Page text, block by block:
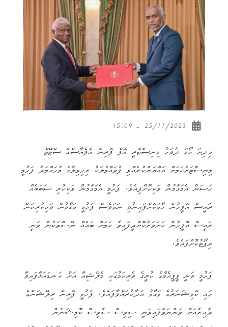
މިދިޔަ ހޯމަ ދުވަހު މިނިސްޓްރީ އޮފް ފޮރިން އެފެއާސްގެ ސްޓޭޓް
މިނިސްޓަރުކަމަށް އައްޔަންކުރެއްވި ފުވައްމުލަކު ރިހިވިލާގެ މުހައްމަދު ފަހުމީ
ހަސަން އެމަގާމުން ވަކިކޮށްފިއެވެ. ފަހުމީ އެމަގާމުން ވަކިކުރި ސަބަބެއް
ރައީސް އޮފީހުން ހާމަކޮށްފައިނުވި ނަމަވެސް ފަހުމީ މަގާމުން ވަކިކުރިކަން
ރައީސް އޮފީހުން ކަށަވަރުކޮށްދީފައިވާ ކަމަށް ބައެއް ނޫސްތަކުން ވަނީ
ރިޕޯޓުކޮށްފައެވެ.
ފަހުމީ ވަނީ ޕީޕީއެމްގެ ކުރީގެ ވެރިކަމުގައި މެލޭޝިއާ އަށް ކަނޑައަޅާފައިވާ
ހައި ކޮމިޝަނަރުގެ މަގާމު އަދާކުރައްވާފައެވެ. ފަހުމީ ފޮރިން ރިލޭޝަންގެ
ދާއިރާއަށް ވަންނަވާފައިވަނީ ސިވިސް ސާވިސް ކޮމިޝަނުން